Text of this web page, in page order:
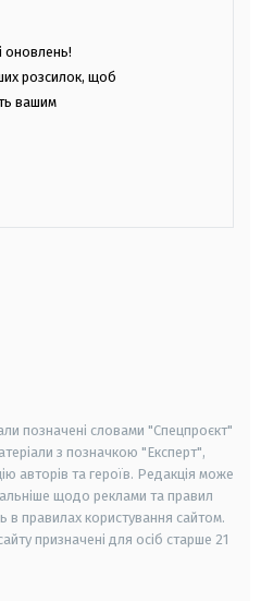
оновлень!
розсилок, щоб
вашим
позначені словами "Спецпроєкт"
з позначкою "Експерт",
авторів та героїв. Редакція може
щодо реклами та правил
правилах користування сайтом.
призначені для осіб старше 21